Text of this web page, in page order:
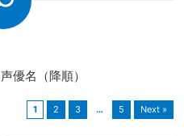
声優名（降順）
1 2 3 … 5 Next »